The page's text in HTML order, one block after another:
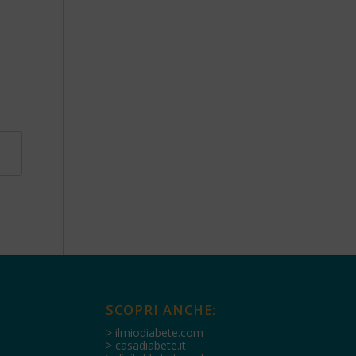
SCOPRI ANCHE:
> ilmiodiabete.com
> casadiabete.it